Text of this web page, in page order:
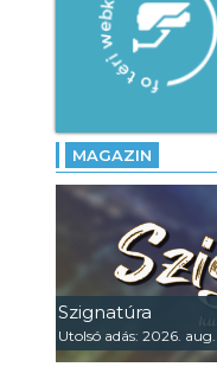
MAGAZIN
Szignatúra
Utolsó adás: 2026.